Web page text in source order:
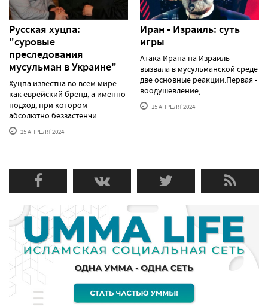
Русская хуцпа:
"суровые
преследования
мусульман в Украине"
Хуцпа известна во всем мире
как еврейский бренд, а именно
подход, при котором
абсолютно беззастенчи......
25 АПРЕЛЯ'2024
Иран - Израиль: суть
игры
Атака Ирана на Израиль
вызвала в мусульманской среде
две основные реакции.Первая -
воодушевление, ......
15 АПРЕЛЯ'2024